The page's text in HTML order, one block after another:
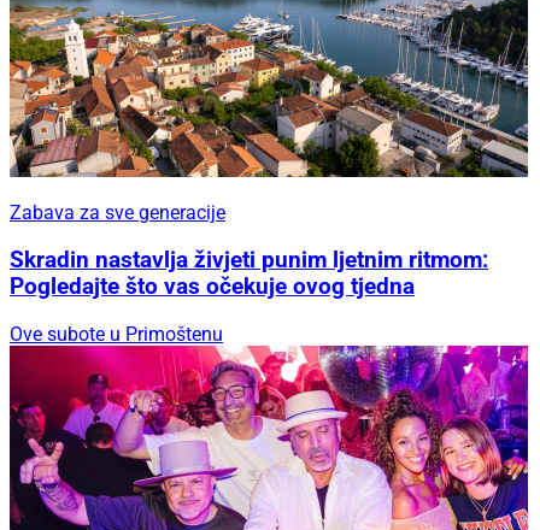
Zabava za sve generacije
Skradin nastavlja živjeti punim ljetnim ritmom:
Pogledajte što vas očekuje ovog tjedna
Ove subote u Primoštenu